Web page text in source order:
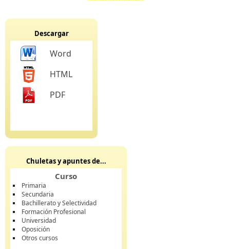
Descargar
Word
HTML
PDF
Chuletas y apuntes de...
Curso
Primaria
Secundaria
Bachillerato y Selectividad
Formación Profesional
Universidad
Oposición
Otros cursos